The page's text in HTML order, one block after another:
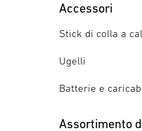
Accessori
Stick di colla a
Ugelli
Batterie e
Assortimento